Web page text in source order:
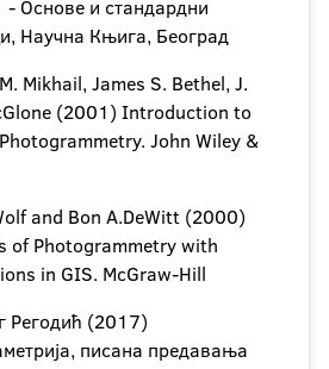
Основе и стандардни
Научна Књига, Београд
Mikhail, James S. Bethel, J.
(2001) Introduction to
John Wiley &
and Bon A.DeWitt (2000)
of Photogrammetry with
in GIS. McGraw-Hill
Регодић (2017)
писана предавања